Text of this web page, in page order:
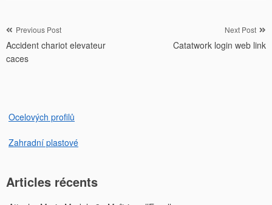
Navigation
de
l’article
Previous Post
Accident chariot elevateur
caces
Next Post
Catatwork login web link
Ocelových profilů
Zahradní plastové
Articles récents